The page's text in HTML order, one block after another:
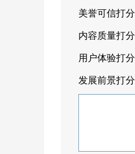
美誉可信打分
内容质量打分
用户体验打分
发展前景打分